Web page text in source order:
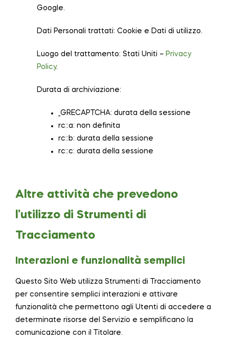
Google.
Dati Personali trattati: Cookie e Dati di utilizzo.
Luogo del trattamento: Stati Uniti – Privacy
Policy.
Durata di archiviazione:
_GRECAPTCHA: durata della sessione
rc::a: non definita
rc::b: durata della sessione
rc::c: durata della sessione
Altre attività che prevedono
l’utilizzo di Strumenti di
Tracciamento
Interazioni e funzionalità semplici
Questo Sito Web utilizza Strumenti di Tracciamento
per consentire semplici interazioni e attivare
funzionalità che permettono agli Utenti di accedere a
determinate risorse del Servizio e semplificano la
comunicazione con il Titolare.